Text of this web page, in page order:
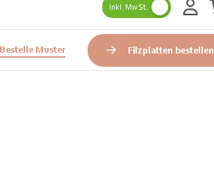
Inkl. MwSt.
Bestelle Muster Filzplatten bestellen